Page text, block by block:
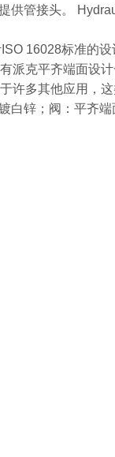
供管接头。
16028标准的
派克平齐端面设
许多其他应用，
白锌；阀：平齐